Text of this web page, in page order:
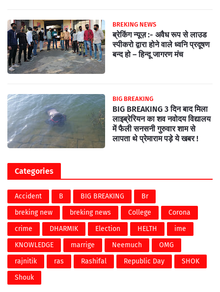
BREKING NEWS
ब्रेकिंग न्यूज़ :- अवैध रूप से लाउड
स्पीकरो द्वारा होने वाले ध्वनि प्रदूषण
बन्द हो – हिन्दू जागरण मंच
BIG BREAKING
BIG BREAKING 3 दिन बाद मिला
लाइब्रेरियन का शव नवोदय विद्यालय
में फैली सनसनी गुरुवार शाम से
लापता थे प्रेमाराम पड़े ये खबर !
Categories
Accident B BIG BREAKING
Br
breking new
breking news College
Corona
crime
DHARMIK Election HELTH
ime
KNOWLEDGE
marrige Neemuch
OMG
rajnitik
ras Rashifal Republic Day
SHOK
Shouk